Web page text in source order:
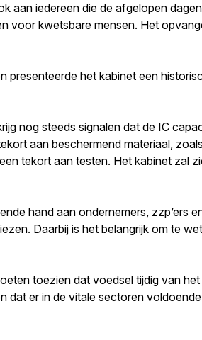
aan iedereen die de afgelopen
voor kwetsbare mensen. Het
presenteerde het kabinet een
nog steeds signalen dat de IC
aan beschermend materiaal,
tekort aan testen. Het kabinet zal
hand aan ondernemers, zzp’ers
Daarbij is het belangrijk om te
toezien dat voedsel tijdig van het
dat er in de vitale sectoren